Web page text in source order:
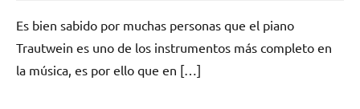
Es bien sabido por muchas personas que el piano
Trautwein es uno de los instrumentos más completo en
la música, es por ello que en […]